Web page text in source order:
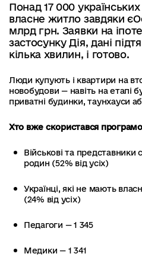
Понад 17 000
власне житло завдяки
млрд грн. Заявки на
застосунку Дія, дані
кілька хвилин, і готово.
Люди купують і квартири на
новобудови — навіть на етапі
приватні будинки, таунхауси
Хто вже скористався
Військові та
родин (52% від усіх)
Українці, які не мають
(24% від усіх)
Педагоги — 1 345
Медики — 1 341